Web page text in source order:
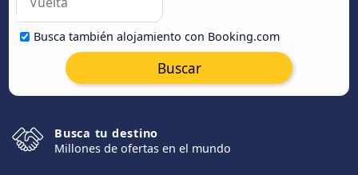
Busca también alojamiento con Booking.com
Buscar
Busca tu destino
Millones de ofertas en el mundo